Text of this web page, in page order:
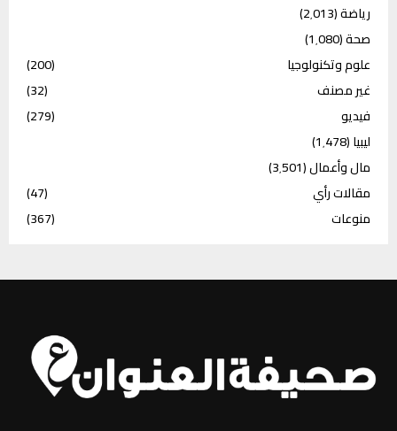
رياضة(2٬013)
صحة(1٬080)
علوم وتكنولوجيا
(200)
غير مصنف
(32)
فيديو
(279)
ليبيا(1٬478)
مال وأعمال(3٬501)
مقالات رأي
(47)
منوعات
(367)